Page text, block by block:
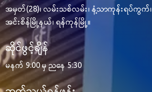
အမှတ်(28)၊ လမ်းသစ်လမ်း၊ နံ့သာကုန်းရပ်ကွက်၊
အင်းစိန်မြို့နယ်၊ ရန်ကုန်မြို့။
ဆိုင်ဖွင့်ချိန်
မနက် 9:00 မှ ညနေ 5:30